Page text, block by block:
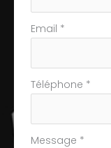
Email *
Téléphone *
Message *